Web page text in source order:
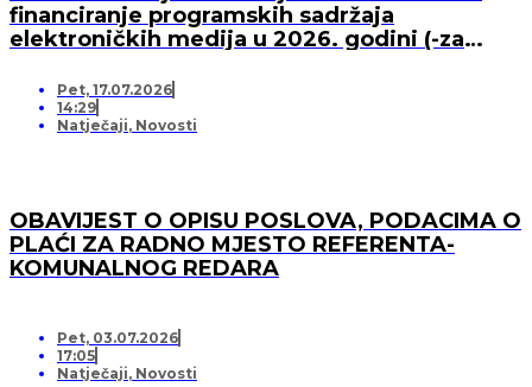
financiranje programskih sadržaja
elektroničkih medija u 2026. godini (-za
Pet, 17.07.2026
14:29
Natječaji, Novosti
OBAVIJEST O OPISU POSLOVA, PODACIMA O
PLAĆI ZA RADNO MJESTO REFERENTA-
KOMUNALNOG REDARA
Pet, 03.07.2026
17:05
Natječaji, Novosti